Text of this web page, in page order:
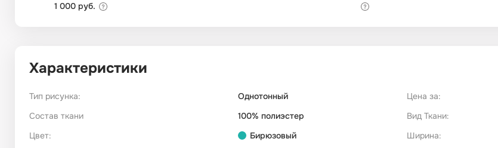
1 000 руб.
Характеристики
Тип рисунка:
Однотонный
Состав ткани
100% полиэстер
Цвет:
Бирюзовый
Цена за:
Вид Ткани:
Ширина: